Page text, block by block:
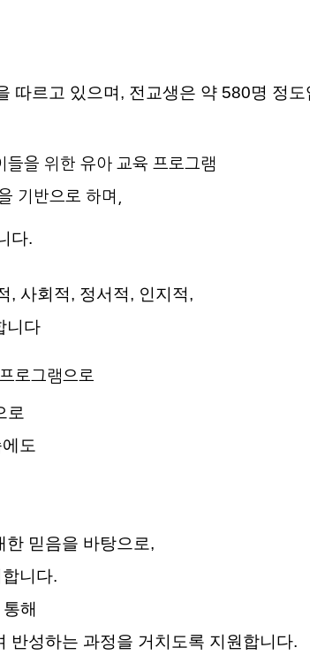
따르고 있으며, 전교생은 약 580명 정도
들을 위한 유아 교육 프로그램
기반으로 하며,
다.
, 사회적, 정서적, 인지적,
니다
로그램으로
로
도
한 믿음을 바탕으로,
니다.
해
반성하는 과정을 거치도록 지원합니다.